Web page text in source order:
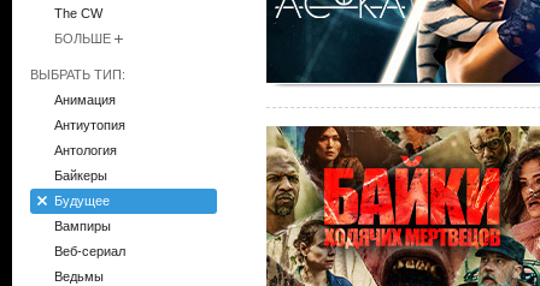
The CW
БОЛЬШЕ
ВЫБРАТЬ ТИП:
Анимация
Антиутопия
Антология
Байкеры
Будущее
Вампиры
Веб-сериал
Ведьмы